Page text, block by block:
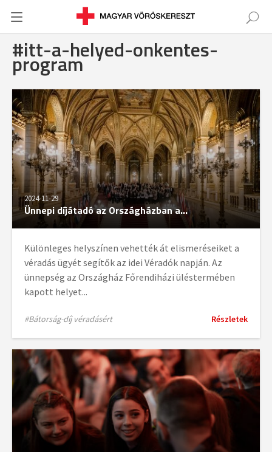
#itt-a-helyed-onkentes-
program
2024-11-29
Ünnepi díjátadó az Országházban a...
Különleges helyszínen vehették át elismeréseiket a
véradás ügyét segítők az idei Véradók napján. Az
ünnepség az Országház Főrendiházi üléstermében
kapott helyet...
#Bátorság-díj véradásért Részletek